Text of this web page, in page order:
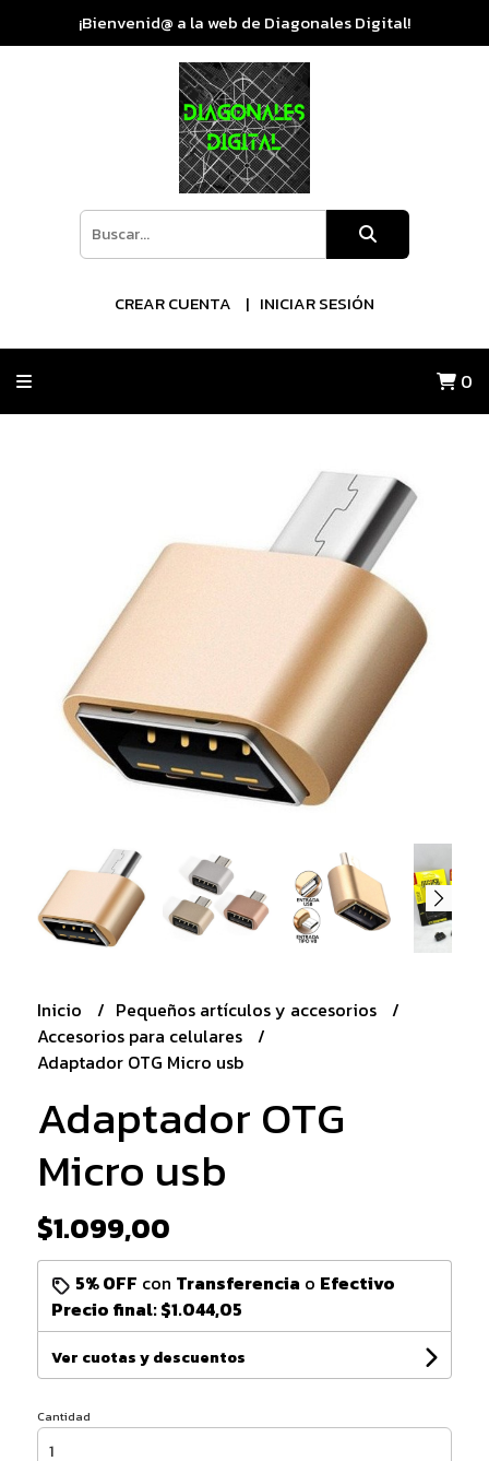
¡Bienvenid@ a la web de Diagonales Digital!
CREAR CUENTA INICIAR SESIÓN
0
Inicio
Pequeños artículos y accesorios
Accesorios para celulares
Adaptador OTG Micro usb
Adaptador OTG
Micro usb
$1.099,00
5% OFF con Transferencia o Efectivo
Precio final:$1.044,05
Ver cuotas y descuentos
Cantidad